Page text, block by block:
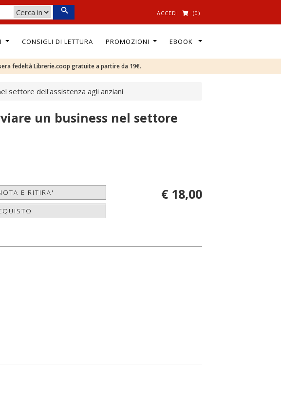
ACCEDI (0)
CONSIGLI DI LETTURA PROMOZIONI EBOOK
fedeltà Librerie.coop gratuite a partire da 19€.
settore dell'assistenza agli anziani
un business nel settore
E RITIRA' € 18,00